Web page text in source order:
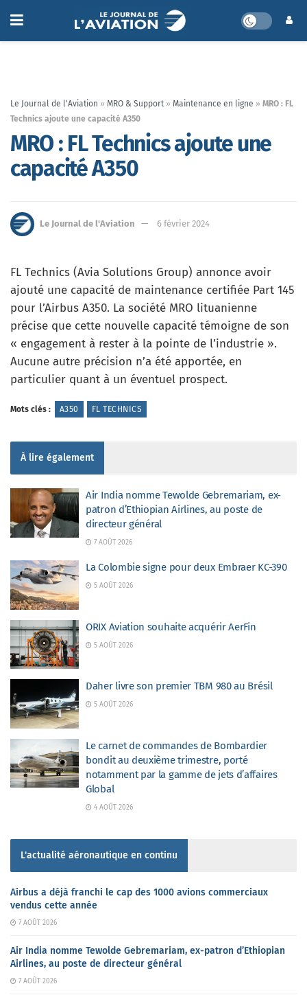
Le Journal de l'Aviation » MRO & Support » Maintenance en ligne » MRO : FL
Technics ajoute une capacité A350
MRO : FL Technics ajoute une
capacité A350
Le Journal de l'Aviation 6 février 2024
FL Technics (Avia Solutions Group) annonce avoir
ajouté une capacité de maintenance certifiée Part 145
pour l’Airbus A350. La société MRO lituanienne
précise que cette nouvelle capacité témoigne de son
« engagement à rester à la pointe de l’industrie ».
Aucune autre précision n’a été apportée, en
particulier quant à un éventuel prospect.
Mots clés : A350 FL TECHNICS
À lire également
Air India nomme Tewolde Gebremariam, ex-
patron d’Ethiopian Airlines, au poste de
directeur général
7 AOÛT 2026
La Colombie signe pour deux Embraer KC-390
5 AOÛT 2026
ORIX Aviation souhaite acquérir AerFin
5 AOÛT 2026
Daher livre son premier TBM 980 au Brésil
5 AOÛT 2026
Le carnet de commandes de Bombardier
bondit au deuxième trimestre, porté
notamment par la gamme de jets d’affaires
Global
4 AOÛT 2026
L'actualité aéronautique en continu
Airbus a déjà franchi le cap des 1000 avions commerciaux
vendus cette année
7 AOÛT 2026
Air India nomme Tewolde Gebremariam, ex-patron d’Ethiopian
Airlines, au poste de directeur général
7 AOÛT 2026